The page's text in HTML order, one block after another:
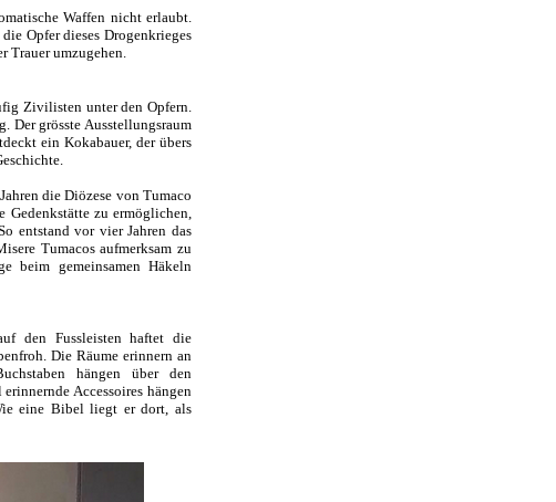
Waffen nicht erlaubt.
Opfer dieses Drogenkrieges
Trauer umzugehen.
Zivilisten unter den Opfern.
Der grösste Ausstellungsraum
ein Kokabauer, der übers
die Diözese von Tumaco
Gedenkstätte zu ermöglichen,
entstand vor vier Jahren das
Tumacos aufmerksam zu
beim gemeinsamen Häkeln
den Fussleisten haftet die
Die Räume erinnern an
hängen über den
Accessoires hängen
eine Bibel liegt er dort, als